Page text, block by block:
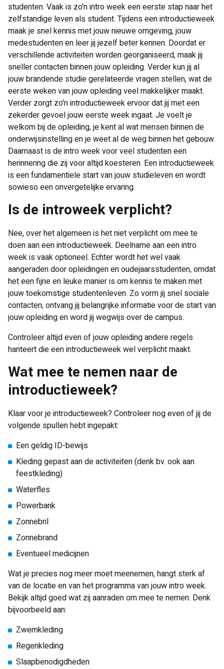
studenten. Vaak is zo'n intro week een eerste stap naar het
zelfstandige leven als student. Tijdens een introductieweek
maak je snel kennis met jouw nieuwe omgeving, jouw
medestudenten en leer jij jezelf beter kennen. Doordat er
verschillende activiteiten worden georganiseerd, maak jij
sneller contacten binnen jouw opleiding. Verder kun jij al
jouw brandende studie gerelateerde vragen stellen, wat de
eerste weken van jouw opleiding veel makkelijker maakt.
Verder zorgt zo'n introductieweek ervoor dat jij met een
zekerder gevoel jouw eerste week ingaat. Je voelt je
welkom bij de opleiding, je kent al wat mensen binnen de
onderwijsinstelling en je weet al de weg binnen het gebouw.
Daarnaast is de intro week voor veel studenten een
herinnering die zij voor altijd koesteren. Een introductieweek
is een fundamentiele start van jouw studieleven en wordt
sowieso een onvergetelijke ervaring.
Is de introweek verplicht?
Nee, over het algemeen is het niet verplicht om mee te
doen aan een introductieweek. Deelname aan een intro
week is vaak optioneel. Echter wordt het wel vaak
aangeraden door opleidingen en oudejaarsstudenten, omdat
het een fijne en leuke manier is om kennis te maken met
jouw toekomstige studentenleven. Zo vorm jij snel sociale
contacten, ontvang jij belangrijke informatie voor de start van
jouw opleiding en word jij wegwijs over de campus.
Controleer altijd even of jouw opleiding andere regels
hanteert die een introductieweek wel verplicht maakt.
Wat mee te nemen naar de
introductieweek?
Klaar voor je introductieweek? Controleer nog even of jij de
volgende spullen hebt ingepakt:
Een geldig ID-bewijs
Kleding gepast aan de activiteiten (denk bv. ook aan
feestkleding)
Waterfles
Powerbank
Zonnebril
Zonnebrand
Eventueel medicijnen
Wat je precies nog meer moet meenemen, hangt sterk af
van de locatie en van het programma van jouw intro week.
Bekijk altijd goed wat zij aanraden om mee te nemen. Denk
bijvoorbeeld aan:
Zwemkleding
Regenkleding
Slaapbenodigdheden